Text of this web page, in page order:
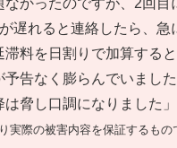
遅れると連絡したら、急
料を日割りで加算すると
予告なく膨らんでいまし
脅し口調になりました」
実際の被害内容を保証するもの